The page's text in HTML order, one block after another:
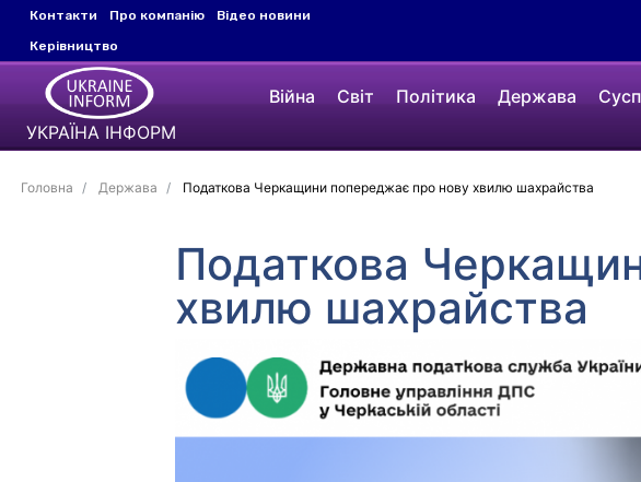
Контакти Про компанію
Відео новини
Керівництво
УКРАЇНА ІНФОРМ
Війна Світ Політика Держава
Головна Держава Податкова Черкащини попереджає про нову хвилю шахрайства
Податкова
хвилю шахрайства